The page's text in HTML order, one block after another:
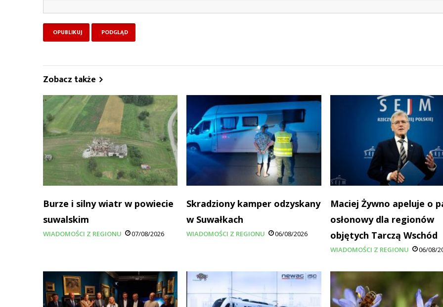
Zobacz także
Burze i silny wiatr w powiecie
suwalskim
WIADOMOŚCI Z REGIONU 07/08/2026
Skradziony kamper odzyskany
w Suwałkach
WIADOMOŚCI Z REGIONU 06/08/2026
Maciej Żywno apeluje o
osłonowy dla regionów
objętych Tarczą Wschód
WIADOMOŚCI Z REGIONU 06/08/